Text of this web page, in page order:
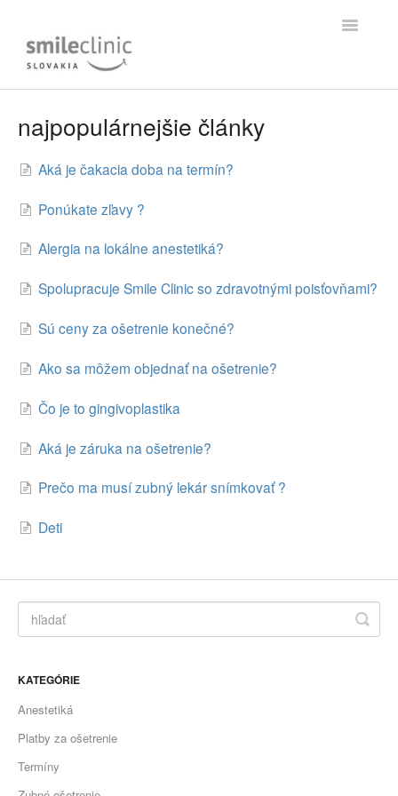
Toggle
najpopulárnejšie články
Aká je čakacia doba na termín?
Ponúkate zľavy ?
Alergia na lokálne anestetiká?
Spolupracuje Smile Clinic so zdravotnými poisťovňami?
Sú ceny za ošetrenie konečné?
Ako sa môžem objednať na ošetrenie?
Čo je to gingivoplastika
Aká je záruka na ošetrenie?
Prečo ma musí zubný lekár snímkovať ?
Deti
KATEGÓRIE
Anestetiká
Platby za ošetrenie
Termíny